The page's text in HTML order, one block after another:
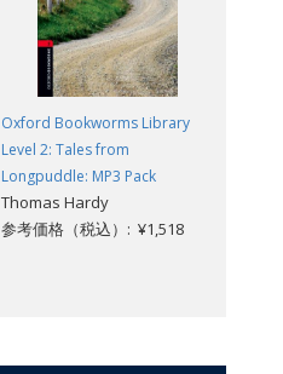
Oxford Bookworms Library
Level 2: Tales from
Longpuddle: MP3 Pack
Thomas Hardy
参考価格（税込）: ¥1,518